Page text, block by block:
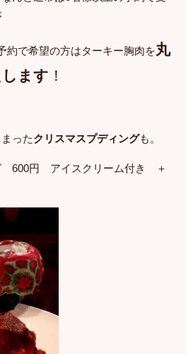
約で希望の方はターキー胸肉を丸
ます ！
ったクリスマスプディングも。
600円 アイスクリーム付き ＋